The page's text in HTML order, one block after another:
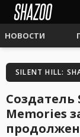
НОВОСТИ
SILENT HILL:
Memories